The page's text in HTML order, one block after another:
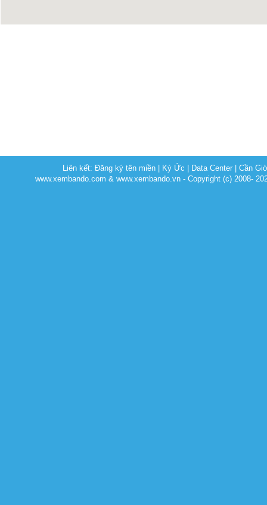
Liên kết:Đăng ký tên miền Ký Ức Data Center |Cần
www.xembando.com & www.xembando.vn - Copyright (c) 2008-